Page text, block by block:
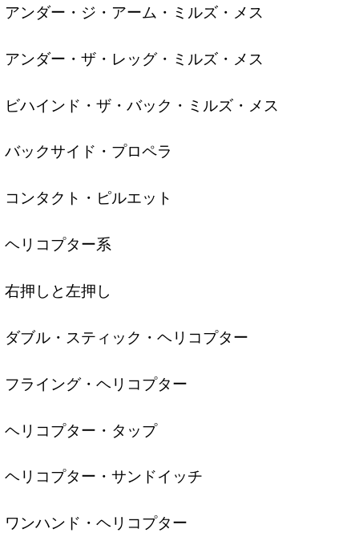
アンダー・ジ・アーム・ミルズ・メス
アンダー・ザ・レッグ・ミルズ・メス
ビハインド・ザ・バック・ミルズ・メス
バックサイド・プロペラ
コンタクト・ピルエット
ヘリコプター系
右押しと左押し
ダブル・スティック・ヘリコプター
フライング・ヘリコプター
ヘリコプター・タップ
ヘリコプター・サンドイッチ
ワンハンド・ヘリコプター